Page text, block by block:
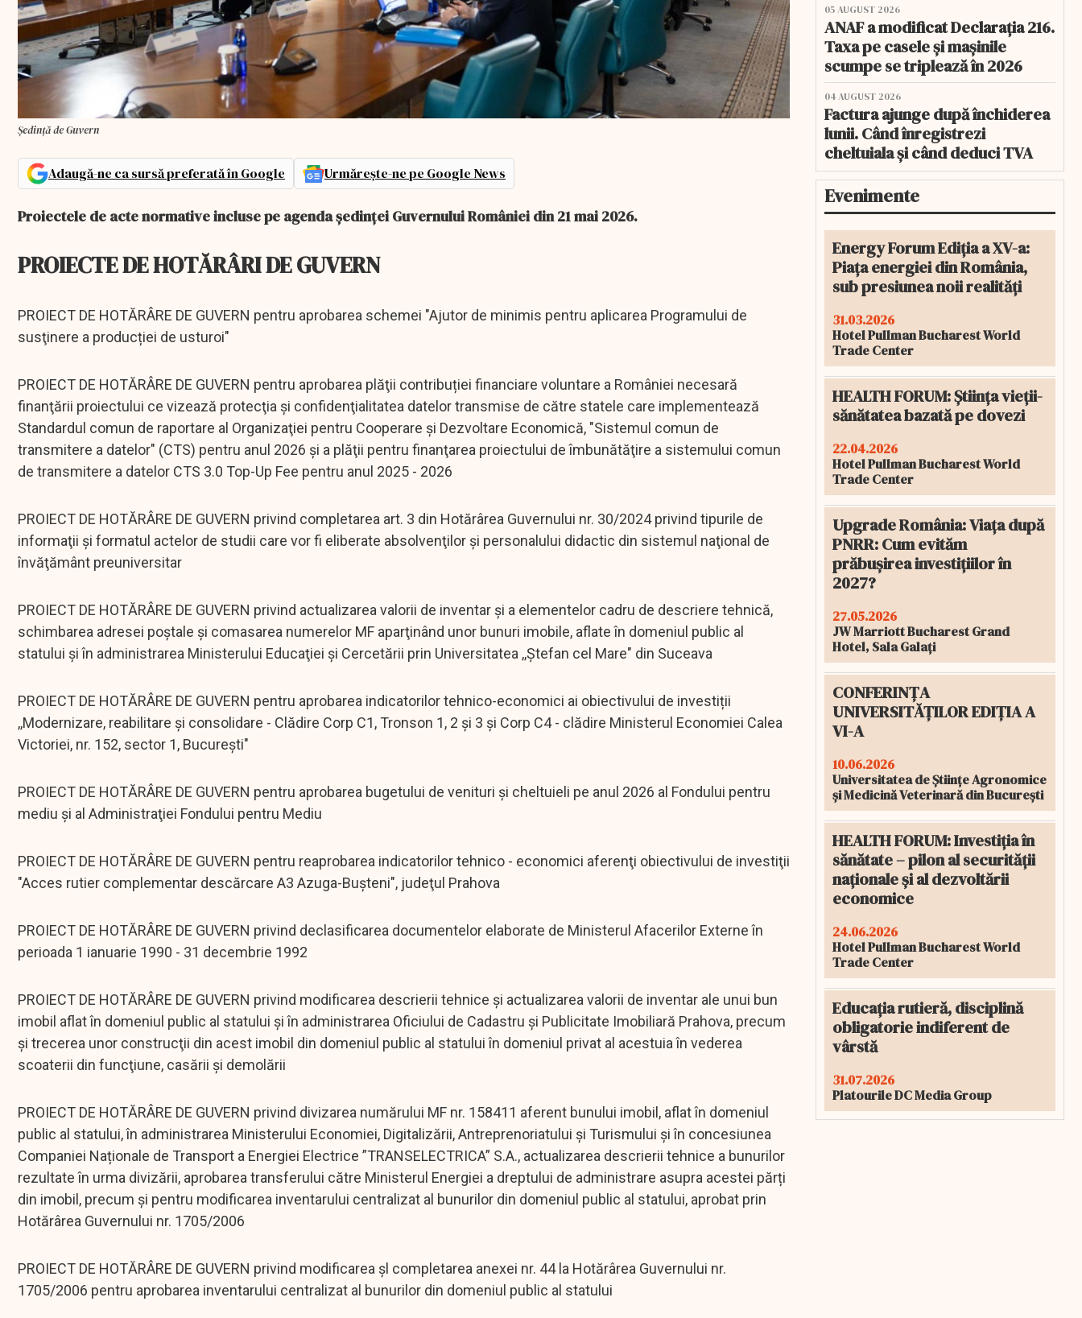
Ședință de Guvern
Adaugă-ne ca sursă preferată în Google Urmărește-ne pe Google News
Proiectele de acte normative incluse pe agenda ședinței Guvernului României din 21 mai 2026.
PROIECTE DE HOTĂRÂRI DE GUVERN
PROIECT DE HOTĂRÂRE DE GUVERN pentru aprobarea schemei "Ajutor de minimis pentru aplicarea Programului de
susţinere a producției de usturoi"
PROIECT DE HOTĂRÂRE DE GUVERN pentru aprobarea plăţii contribuției financiare voluntare a României necesară
finanţării proiectului ce vizează protecţia şi confidenţialitatea datelor transmise de către statele care implementează
Standardul comun de raportare al Organizaţiei pentru Cooperare şi Dezvoltare Economică, "Sistemul comun de
transmitere a datelor" (CTS) pentru anul 2026 şi a plăţii pentru finanţarea proiectului de îmbunătăţire a sistemului comun
de transmitere a datelor CTS 3.0 Top-Up Fee pentru anul 2025 - 2026
PROIECT DE HOTĂRÂRE DE GUVERN privind completarea art. 3 din Hotărârea Guvernului nr. 30/2024 privind tipurile de
informaţii şi formatul actelor de studii care vor fi eliberate absolvenţilor şi personalului didactic din sistemul naţional de
învăţământ preuniversitar
PROIECT DE HOTĂRÂRE DE GUVERN privind actualizarea valorii de inventar şi a elementelor cadru de descriere tehnică,
schimbarea adresei poştale şi comasarea numerelor MF aparţinând unor bunuri imobile, aflate în domeniul public al
statului şi în administrarea Ministerului Educaţiei şi Cercetării prin Universitatea ,,Ştefan cel Mare" din Suceava
PROIECT DE HOTĂRÂRE DE GUVERN pentru aprobarea indicatorilor tehnico-economici ai obiectivului de investiții
,,Modernizare, reabilitare şi consolidare - Clădire Corp C1, Tronson 1, 2 şi 3 şi Corp C4 - clădire Ministerul Economiei Calea
Victoriei, nr. 152, sector 1, Bucureşti"
PROIECT DE HOTĂRÂRE DE GUVERN pentru aprobarea bugetului de venituri şi cheltuieli pe anul 2026 al Fondului pentru
mediu şi al Administraţiei Fondului pentru Mediu
PROIECT DE HOTĂRÂRE DE GUVERN pentru reaprobarea indicatorilor tehnico - economici aferenţi obiectivului de investiţii
"Acces rutier complementar descărcare A3 Azuga-Buşteni", judeţul Prahova
PROIECT DE HOTĂRÂRE DE GUVERN privind declasificarea documentelor elaborate de Ministerul Afacerilor Externe în
perioada 1 ianuarie 1990 - 31 decembrie 1992
PROIECT DE HOTĂRÂRE DE GUVERN privind modificarea descrierii tehnice şi actualizarea valorii de inventar ale unui bun
imobil aflat în domeniul public al statului şi în administrarea Oficiului de Cadastru şi Publicitate Imobiliară Prahova, precum
şi trecerea unor construcţii din acest imobil din domeniul public al statului în domeniul privat al acestuia în vederea
scoaterii din funcţiune, casării şi demolării
PROIECT DE HOTĂRÂRE DE GUVERN privind divizarea numărului MF nr. 158411 aferent bunului imobil, aflat în domeniul
public al statului, în administrarea Ministerului Economiei, Digitalizării, Antreprenoriatului și Turismului și în concesiunea
Companiei Naționale de Transport a Energiei Electrice ”TRANSELECTRICA” S.A., actualizarea descrierii tehnice a bunurilor
rezultate în urma divizării, aprobarea transferului către Ministerul Energiei a dreptului de administrare asupra acestei părți
din imobil, precum și pentru modificarea inventarului centralizat al bunurilor din domeniul public al statului, aprobat prin
Hotărârea Guvernului nr. 1705/2006
PROIECT DE HOTĂRÂRE DE GUVERN privind modificarea şl completarea anexei nr. 44 la Hotărârea Guvernului nr.
1705/2006 pentru aprobarea inventarului centralizat al bunurilor din domeniul public al statului
05 AUGUST 2026
ANAF a modificat Declarația 216.
Taxa pe casele și mașinile
scumpe se triplează în 2026
04 AUGUST 2026
Factura ajunge după închiderea
lunii. Când înregistrezi
cheltuiala și când deduci TVA
Evenimente
Energy Forum Ediția a XV-a:
Piața energiei din România,
sub presiunea noii realități
31.03.2026
Hotel Pullman Bucharest World
Trade Center
HEALTH FORUM: Știința vieții-
sănătatea bazată pe dovezi
22.04.2026
Hotel Pullman Bucharest World
Trade Center
Upgrade România: Viața după
PNRR: Cum evităm
prăbușirea investițiilor în
2027?
27.05.2026
JW Marriott Bucharest Grand
Hotel, Sala Galați
CONFERINȚA
UNIVERSITĂȚILOR EDIȚIA A
VI-A
10.06.2026
Universitatea de Științe Agronomice
și Medicină Veterinară din București
HEALTH FORUM: Investiția în
sănătate – pilon al securității
naționale și al dezvoltării
economice
24.06.2026
Hotel Pullman Bucharest World
Trade Center
Educația rutieră, disciplină
obligatorie indiferent de
vârstă
31.07.2026
Platourile DC Media Group